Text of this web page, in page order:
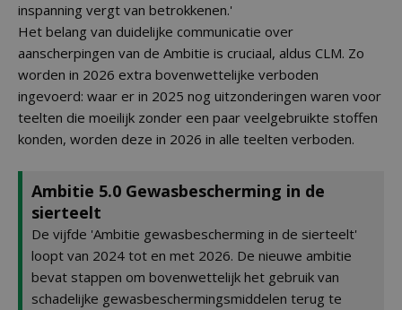
inspanning vergt van betrokkenen.'
Het belang van duidelijke communicatie over
aanscherpingen van de Ambitie is cruciaal, aldus CLM. Zo
worden in 2026 extra bovenwettelijke verboden
ingevoerd: waar er in 2025 nog uitzonderingen waren voor
teelten die moeilijk zonder een paar veelgebruikte stoffen
konden, worden deze in 2026 in alle teelten verboden.
Ambitie 5.0 Gewasbescherming in de
sierteelt
De vijfde 'Ambitie gewasbescherming in de sierteelt'
loopt van 2024 tot en met 2026. De nieuwe ambitie
bevat stappen om bovenwettelijk het gebruik van
schadelijke gewasbeschermingsmiddelen terug te